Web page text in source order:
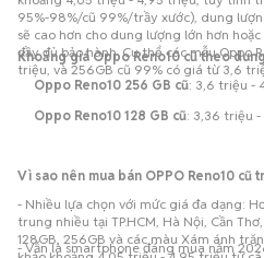
95%-98%/cũ 99%/trầy xước), dung
sẽ cao hơn cho dung lượng lớn hơn
đầy đủ bảo hành. Cụ thể các mẫu Oppo
triệu, và 256GB cũ 99% có giá từ 3,6
Khoảng giá Oppo Reno10 cũ theo
Oppo Reno10 256 GB cũ: 3,6 triệu -
Oppo Reno10 128 GB cũ: 3,36 triệu -
Vì sao nên mua bán OPPO Reno10 cũ
- Nhiều lựa chọn với mức giá đa dạng:
trung nhiều tại TP.HCM, Hà Nội, Cần
128GB, 256GB và các màu Xám ánh
- Vẫn là smartphone đáng mua năm